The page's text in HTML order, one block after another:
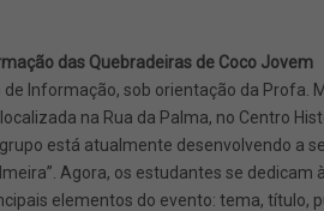
das Quebradeiras de Coco Jovem
Informação, sob orientação da Profa.
na Rua da Palma, no Centro
está atualmente desenvolvendo a
Agora, os estudantes se dedicam
elementos do evento: tema, título,